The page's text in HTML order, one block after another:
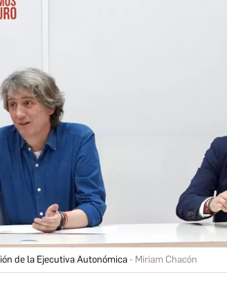
de la Ejecutiva Autonómica Miriam Chacón